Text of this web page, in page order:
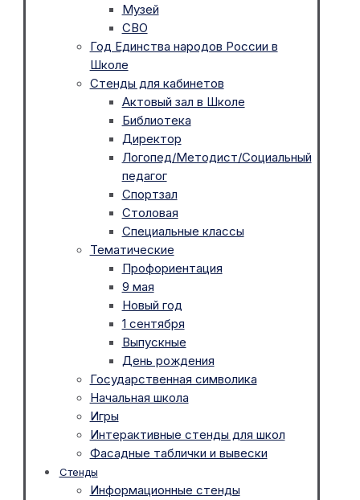
Музей
СВО
Год Единства народов России в
Школе
Стенды для кабинетов
Актовый зал в Школе
Библиотека
Директор
Логопед/Методист/Социальный
педагог
Спортзал
Столовая
Специальные классы
Тематические
Профориентация
9 мая
Новый год
1 сентября
Выпускные
День рождения
Государственная символика
Начальная школа
Игры
Интерактивные стенды для школ
Фасадные таблички и вывески
Стенды
Информационные стенды